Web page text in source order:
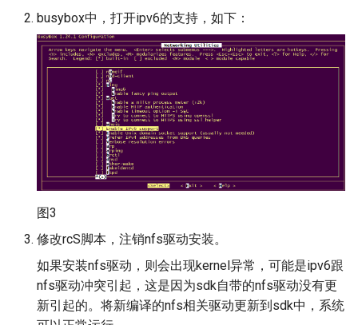
网口指示灯驱动IO口做GPIO
PAD_SR_IO141516 MIPI模式
Sensor移植指南
busybox中，打开ipv6的支持，如下：
图3
修改rcS脚本，注销nfs驱动安装。
如果安装nfs驱动，则会出现kernel异常，可能是ipv6跟
nfs驱动冲突引起，这是因为sdk自带的nfs驱动没有更
新引起的。将新编译的nfs相关驱动更新到sdk中，系统